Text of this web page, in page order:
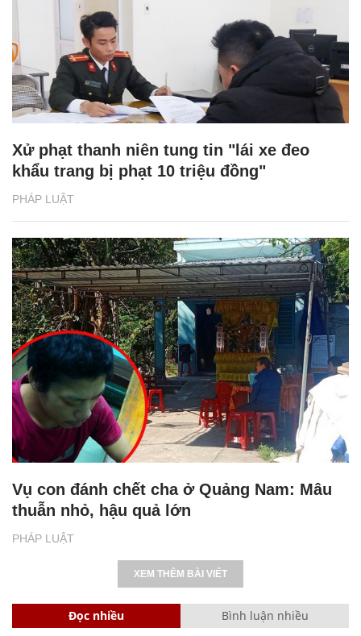
PHÁP LUẬT
Xử phạt thanh niên tung tin "lái xe đeo
khẩu trang bị phạt 10 triệu đồng"
PHÁP LUẬT
Vụ con đánh chết cha ở Quảng Nam: Mâu
thuẫn nhỏ, hậu quả lớn
XEM THÊM BÀI VIẾT
Đọc nhiều Bình luận nhiều